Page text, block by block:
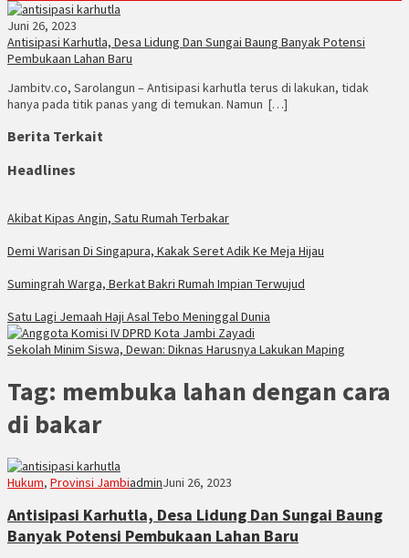
Juni 26, 2023
Antisipasi Karhutla, Desa Lidung Dan Sungai Baung Banyak Potensi
Pembukaan Lahan Baru
Jambitv.co, Sarolangun – Antisipasi karhutla terus di lakukan, tidak
hanya pada titik panas yang di temukan. Namun […]
Berita Terkait
Headlines
Akibat Kipas Angin, Satu Rumah Terbakar
Demi Warisan Di Singapura, Kakak Seret Adik Ke Meja Hijau
Sumingrah Warga, Berkat Bakri Rumah Impian Terwujud
Satu Lagi Jemaah Haji Asal Tebo Meninggal Dunia
Sekolah Minim Siswa, Dewan: Diknas Harusnya Lakukan Maping
Tag: membuka lahan dengan cara
di bakar
Hukum, Provinsi JambiadminJuni 26, 2023
Antisipasi Karhutla, Desa Lidung Dan Sungai Baung
Banyak Potensi Pembukaan Lahan Baru